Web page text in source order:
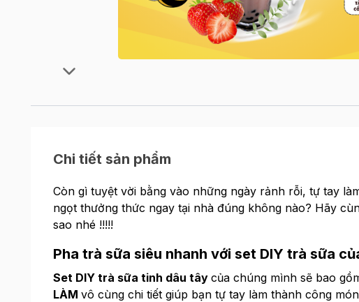
Chi tiết sản phẩm
Còn gì tuyệt vời bằng vào những ngày rảnh rỗi, tự tay
ngọt thưởng thức ngay tại nhà đúng không nào? Hãy
sao nhé !!!!!
Pha trà sữa siêu nhanh với set DIY trà sữa
Set DIY trà sữa tinh dâu tây của chúng mình sẽ bao
LÀM vô cùng chi tiết giúp bạn tự tay làm thành công